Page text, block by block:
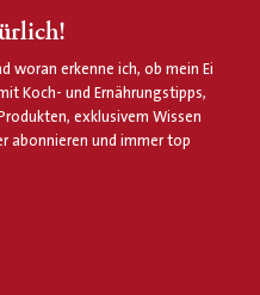
woran erkenne ich, ob mein Ei
Koch- und Ernährungstipps,
exklusivem Wissen
abonnieren und immer top